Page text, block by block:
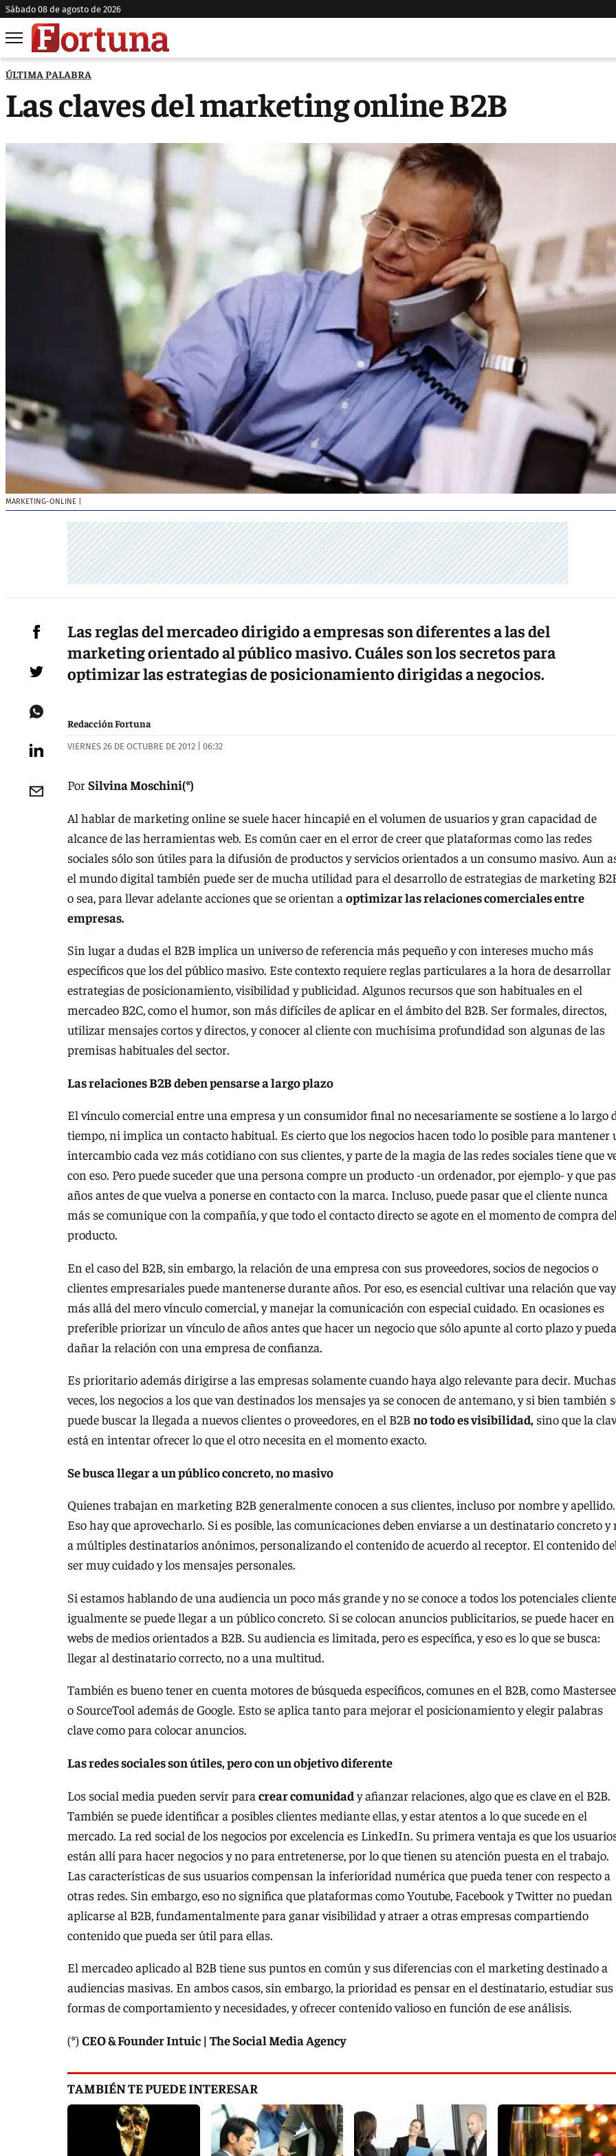
sábado 08 de agosto de 2026
ÚLTIMA PALABRA
Las claves del marketing online B2B
MARKETING-ONLINE
Las reglas del mercadeo dirigido a empresas son diferentes a las del
marketing orientado al público masivo. Cuáles son los secretos para
optimizar las estrategias de posicionamiento dirigidas a negocios.
Redacción Fortuna
VIERNES 26 DE OCTUBRE DE 2012 | 06:32
PorSilvina Moschini(*)
Al hablar de marketing online se suele hacer hincapié en el volumen de usuarios y gran capacidad de
alcance de las herramientas web. Es común caer en el error de creer que plataformas como las redes
sociales sólo son útiles para la difusión de productos y servicios orientados a un consumo masivo. Aun
el mundo digital también puede ser de mucha utilidad para el desarrollo de estrategias de marketing
o sea, para llevar adelante acciones que se orientan a optimizar las relaciones comerciales entre
empresas.
Sin lugar a dudas el B2B implica un universo de referencia más pequeño y con intereses mucho más
específicos que los del público masivo. Este contexto requiere reglas particulares a la hora de desarrollar
estrategias de posicionamiento, visibilidad y publicidad. Algunos recursos que son habituales en el
mercadeo B2C, como el humor, son más difíciles de aplicar en el ámbito del B2B. Ser formales, directos,
utilizar mensajes cortos y directos, y conocer al cliente con muchísima profundidad son algunas de las
premisas habituales del sector.
Las relaciones B2B deben pensarse a largo plazo
El vínculo comercial entre una empresa y un consumidor final no necesariamente se sostiene a lo largo
tiempo, ni implica un contacto habitual. Es cierto que los negocios hacen todo lo posible para mantener
intercambio cada vez más cotidiano con sus clientes, y parte de la magia de las redes sociales tiene que
con eso. Pero puede suceder que una persona compre un producto -un ordenador, por ejemplo- y que
años antes de que vuelva a ponerse en contacto con la marca. Incluso, puede pasar que el cliente nunca
más se comunique con la compañía, y que todo el contacto directo se agote en el momento de compra del
producto.
En el caso del B2B, sin embargo, la relación de una empresa con sus proveedores, socios de negocios o
clientes empresariales puede mantenerse durante años. Por eso, es esencial cultivar una relación que
más allá del mero vínculo comercial, y manejar la comunicación con especial cuidado. En ocasiones es
preferible priorizar un vínculo de años antes que hacer un negocio que sólo apunte al corto plazo y pueda
dañar la relación con una empresa de confianza.
Es prioritario además dirigirse a las empresas solamente cuando haya algo relevante para decir. Muchas
veces, los negocios a los que van destinados los mensajes ya se conocen de antemano, y si bien también
puede buscar la llegada a nuevos clientes o proveedores, en el B2Bno todo es visibilidad, sino que la
está en intentar ofrecer lo que el otro necesita en el momento exacto.
Se busca llegar a un público concreto, no masivo
Quienes trabajan en marketing B2B generalmente conocen a sus clientes, incluso por nombre y apellido.
Eso hay que aprovecharlo. Si es posible, las comunicaciones deben enviarse a un destinatario concreto y
a múltiples destinatarios anónimos, personalizando el contenido de acuerdo al receptor. El contenido
ser muy cuidado y los mensajes personales.
Si estamos hablando de una audiencia un poco más grande y no se conoce a todos los potenciales
igualmente se puede llegar a un público concreto. Si se colocan anuncios publicitarios, se puede hacer en
webs de medios orientados a B2B. Su audiencia es limitada, pero es específica, y eso es lo que se busca:
llegar al destinatario correcto, no a una multitud.
También es bueno tener en cuenta motores de búsqueda específicos, comunes en el B2B, como
o SourceTool además de Google. Esto se aplica tanto para mejorar el posicionamiento y elegir palabras
clave como para colocar anuncios.
Las redes sociales son útiles, pero con un objetivo diferente
Los social media pueden servir para crear comunidady afianzar relaciones, algo que es clave en el B2B.
También se puede identificar a posibles clientes mediante ellas, y estar atentos a lo que sucede en el
mercado. La red social de los negocios por excelencia es LinkedIn. Su primera ventaja es que los
están allí para hacer negocios y no para entretenerse, por lo que tienen su atención puesta en el trabajo.
Las características de sus usuarios compensan la inferioridad numérica que pueda tener con respecto a
otras redes. Sin embargo, eso no significa que plataformas como Youtube, Facebook y Twitter no puedan
aplicarse al B2B, fundamentalmente para ganar visibilidad y atraer a otras empresas compartiendo
contenido que pueda ser útil para ellas.
El mercadeo aplicado al B2B tiene sus puntos en común y sus diferencias con el marketing destinado a
audiencias masivas. En ambos casos, sin embargo, la prioridad es pensar en el destinatario, estudiar sus
formas de comportamiento y necesidades, y ofrecer contenido valioso en función de ese análisis.
(*) CEO & Founder Intuic | The Social Media Agency
TAMBIÉN TE PUEDE INTERESAR